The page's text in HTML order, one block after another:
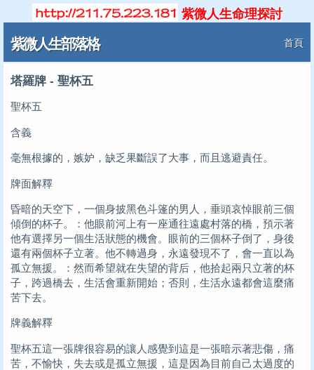
紫微人生命理探討
紫微人生部落格 首頁
塔羅牌 - 聖杯五
聖杯五
含義
毫無根據的，嫉妒，缺乏果斷誤了大事，而且逃避責任。
牌面解釋
昏暗的天空下，一個身披黑色斗篷的男人，垂頭哀悼眼前三個
傾倒的杯子。：他眼前河上有一座通往遠處村落的橋，預示著
他有選擇另一個生活狀態的機會。眼前的三個杯子倒了，身後
還有兩個杯子立著。他不轉過身，永遠發現不了，會一直以為
孤立無援。：然而希望就在失望的背后，他拾起兩只立著的杯
子，跨過橋去，生活會重新開始；否則，生活永遠都會這麼痛
苦下去。
牌義解釋
聖杯五這一張牌很容易的讓人感覺到這是一張暗示著悲傷，痛
苦，不愉快，失去或是孤立無援，這是因為目前自己太過度的